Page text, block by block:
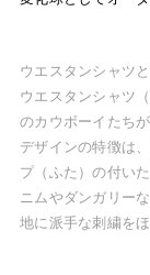
ウエスタンシャツ
ウエスタンシャツ
のカウボーイたち
デザインの特徴は
プ（ふた）の付い
ニムやダンガリー
地に派手な刺繍を